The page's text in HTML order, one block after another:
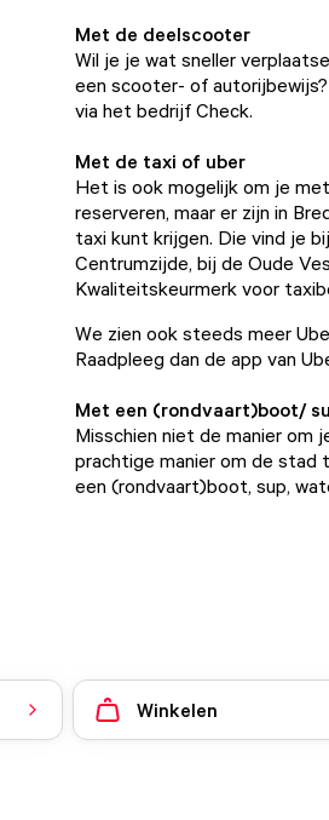
Met de deelscooter
Wil je je wat sneller
een scooter- of
via het bedrijf Check.
Met de taxi of uber
Het is ook mogelijk om je
reserveren, maar er zijn in
taxi kunt krijgen. Die vind je
Centrumzijde, bij de Oude
Kwaliteitskeurmerk voor
We zien ook steeds meer
Raadpleeg dan de app van
Met een (rondvaart)boot/
Misschien niet de manier om
prachtige manier om de stad
een (rondvaart)boot, sup,
Winkelen